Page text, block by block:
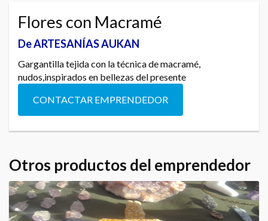
Flores con Macramé
De ARTESANÍAS AUKAN
Gargantilla tejida con la técnica de macramé,
nudos,inspirados en bellezas del presente
CONTACTAR EMPRENDEDOR
Otros productos del emprendedor